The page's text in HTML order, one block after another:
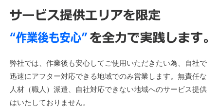
弊社では、作業後も安心してご使用いただきたい為、自社で
迅速にアフター対応できる地域でのみ営業します。無責任な
人材（職人）派遣、自社対応できない地域へのサービス提供
はいたしておりません。